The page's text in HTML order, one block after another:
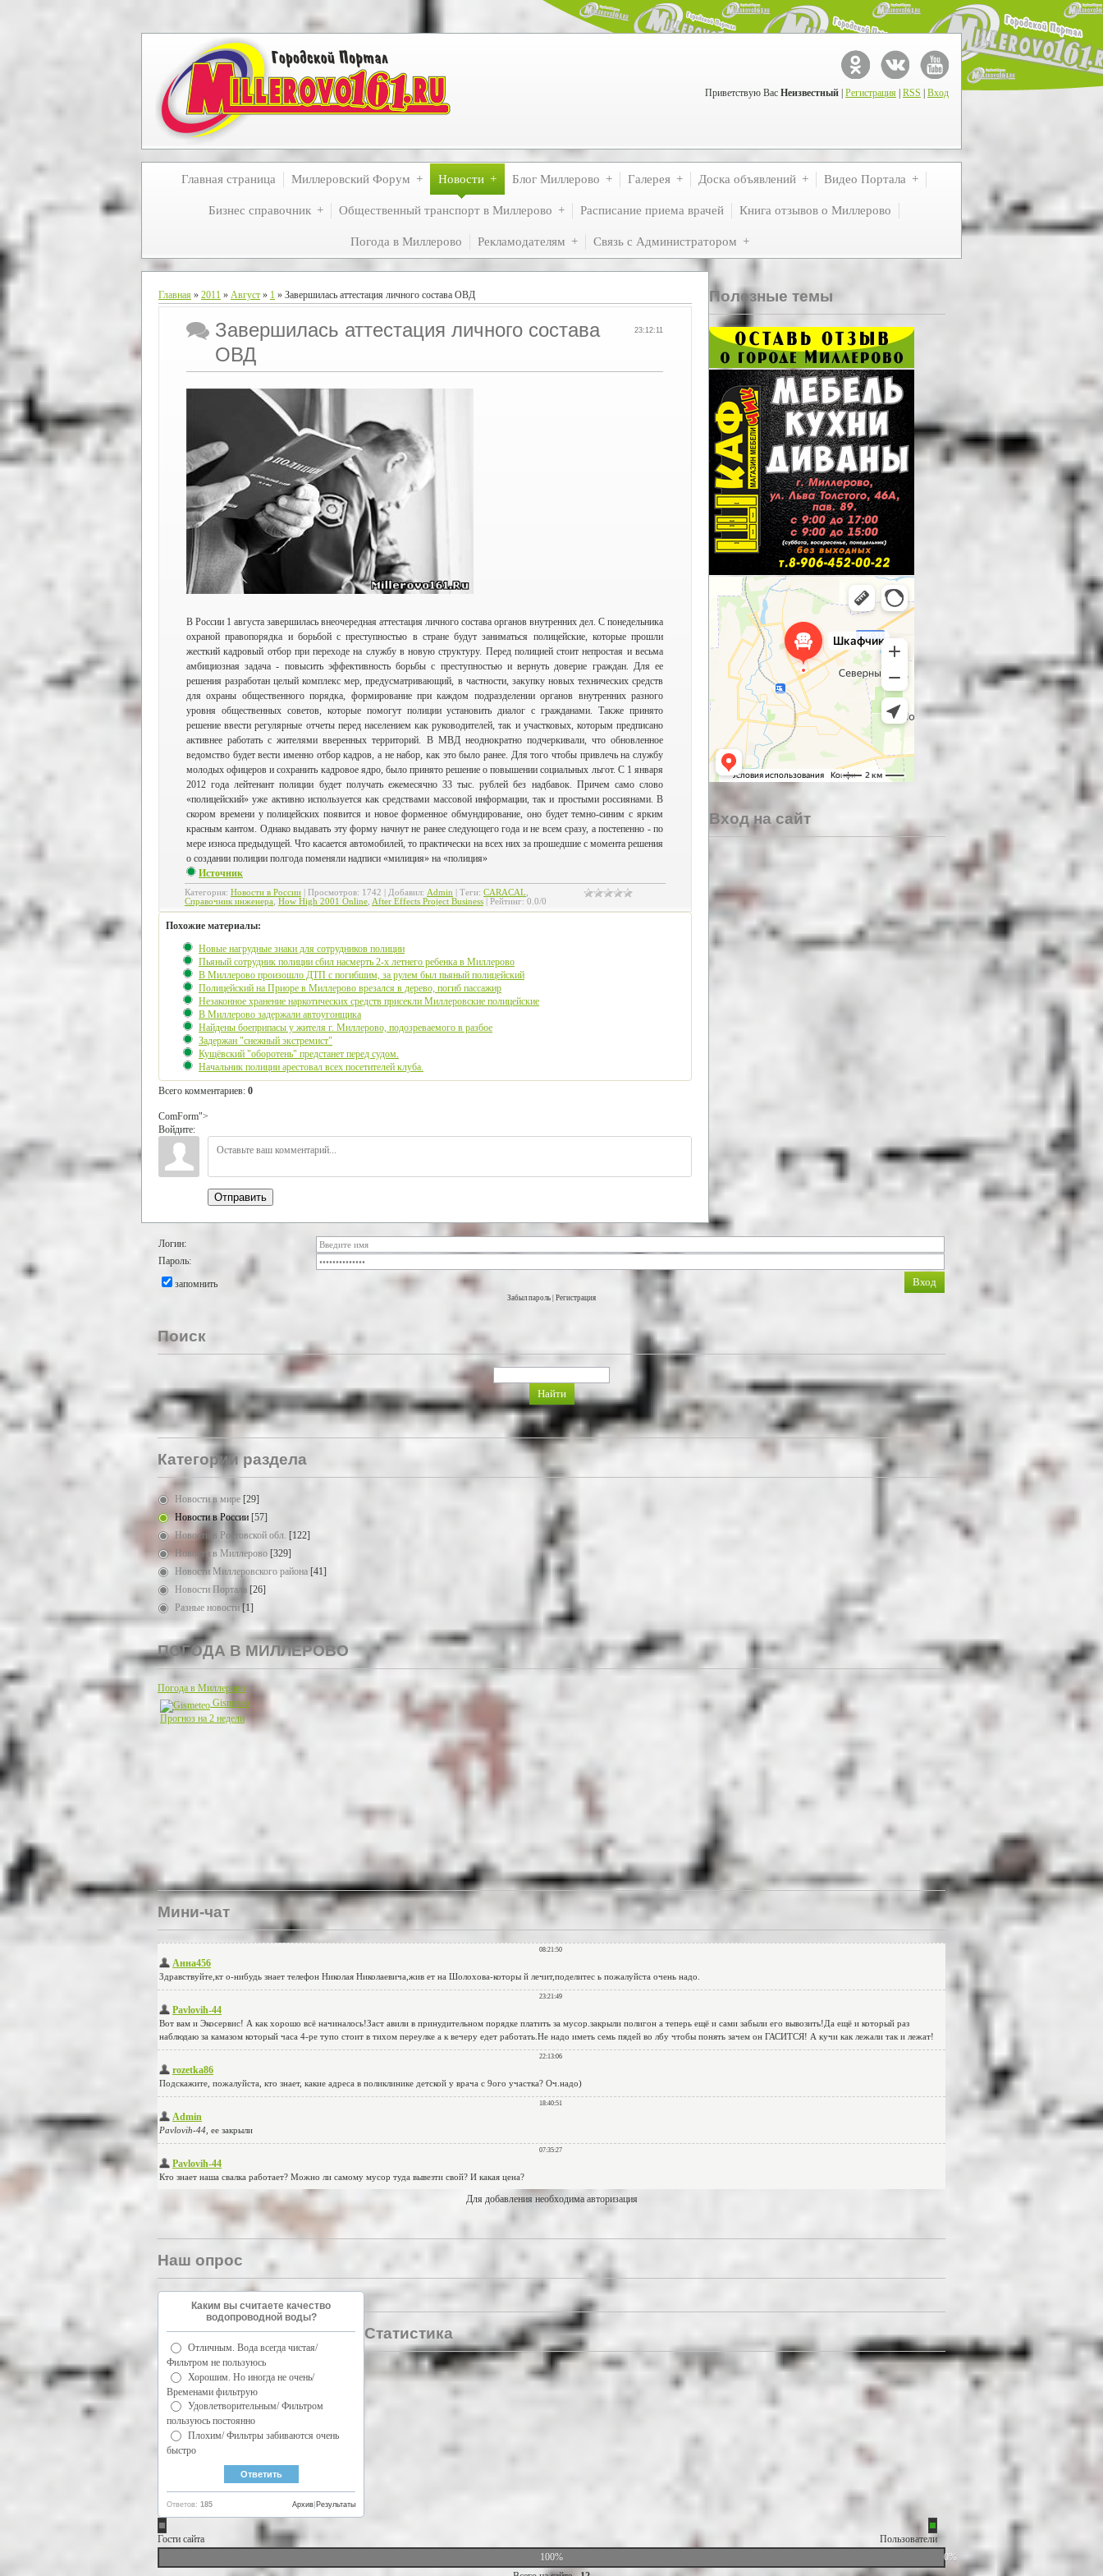
Приветствую Вас Неизвестный Регистрация RSS Вход
Главная страница Миллеровский Форум Новости Блог Миллерово Галерея Доска объявлений Видео Портала
Бизнес справочник Общественный транспорт в Миллерово Расписание приема врачей Книга отзывов о Миллерово
Погода в Миллерово Рекламодателям Связь с Администратором
Главная » 2011 » Август » 1 » Завершилась аттестация личного состава ОВД
23:12:11
Завершилась аттестация личного состава
ОВД
В России 1 августа завершилась внеочередная аттестация личного состава органов внутренних дел. С понедельника
охраной правопорядка и борьбой с преступностью в стране будут заниматься полицейские, которые прошли
жесткий кадровый отбор при переходе на службу в новую структуру. Перед полицией стоит непростая и весьма
амбициозная задача - повысить эффективность борьбы с преступностью и вернуть доверие граждан. Для ее
решения разработан целый комплекс мер, предусматривающий, в частности, закупку новых технических средств
для охраны общественного порядка, формирование при каждом подразделении органов внутренних разного
уровня общественных советов, которые помогут полиции установить диалог с гражданами. Также принято
решение ввести регулярные отчеты перед населением как руководителей, так и участковых, которым предписано
активнее работать с жителями вверенных территорий. В МВД неоднократно подчеркивали, что обновленное
ведомство будет вести именно отбор кадров, а не набор, как это было ранее. Для того чтобы привлечь на службу
молодых офицеров и сохранить кадровое ядро, было принято решение о повышении социальных льгот. С 1 января
2012 года лейтенант полиции будет получать ежемесячно 33 тыс. рублей без надбавок. Причем само слово
«полицейский» уже активно используется как средствами массовой информации, так и простыми россиянами. В
скором времени у полицейских появится и новое форменное обмундирование, оно будет темно-синим с ярким
красным кантом. Однако выдавать эту форму начнут не ранее следующего года и не всем сразу, а постепенно - по
мере износа предыдущей. Что касается автомобилей, то практически на всех них за прошедшие с момента решения
о создании полиции полгода поменяли надписи «милиция» на «полиция»
Источник
Категория: Новости в России Просмотров: 1742 Добавил: Admin Теги: CARACAL
Справочник инженера How High 2001 Online After Effects Project Business Рейтинг: 0.0/0
Похожие материалы:
Новые нагрудные знаки для сотрудников полиции
Пьяный сотрудник полиции сбил насмерть 2-х летнего ребенка в Миллерово
В Миллерово произошло ДТП с погибшим, за рулем был пьяный полицейский
Полицейский на Приоре в Миллерово врезался в дерево, погиб пассажир
Незаконное хранение наркотических средств присекли Миллеровские полицейские
В Миллерово задержали автоугонщика
Найдены боеприпасы у жителя г. Миллерово, подозреваемого в разбое
Задержан "снежный экстремист"
Кущёвский "оборотень" предстанет перед судом.
Начальник полиции арестовал всех посетителей клуба.
Всего комментариев: 0
ComForm">
Войдите:
Отправить
Полезные темы
Вход на сайт
Логин:
Пароль:
запомнить
Забыл пароль Регистрация
Поиск
Категории раздела
Новости в мире [29]
Новости в России [57]
Новости в Ростовской обл. [122]
Новости в Миллерово [329]
Новости Миллеровского района [41]
Новости Портала [26]
Разные новости [1]
ПОГОДА В МИЛЛЕРОВО
Погода в Миллерово
Gismeteo
Прогноз на 2 недели
Мини-чат
Для добавления необходима авторизация
Наш опрос
Каким вы считаете качество
водопроводной воды?
Отличным. Вода всегда чистая/
Фильтром не пользуюсь
Хорошим. Но иногда не очень/
Временами фильтрую
Удовлетворительным/ Фильтром
пользуюсь постоянно
Плохим/ Фильтры забиваются очень
быстро
Ответов: 185 Результаты
Архив
Статистика
Гости сайта
Пользователи
100%
0%